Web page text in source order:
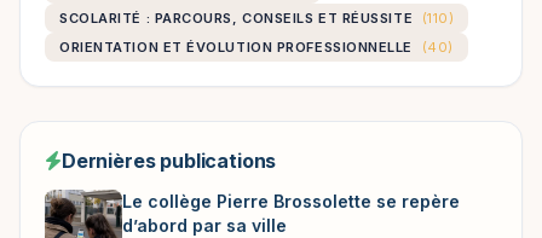
SCOLARITÉ : PARCOURS, CONSEILS ET RÉUSSITE
(110)
ORIENTATION ET ÉVOLUTION PROFESSIONNELLE
(40)
Dernières publications
Le collège Pierre Brossolette se repère
d’abord par sa ville